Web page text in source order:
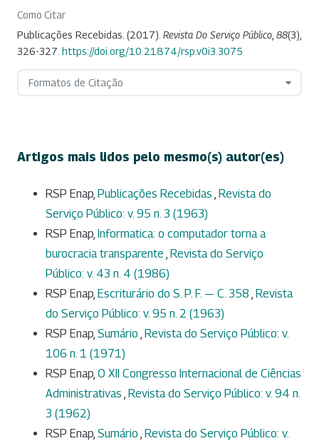
Como Citar
Publicações Recebidas. (2017). Revista Do Serviço Público 88(3),
326-327. https://doi.org/10.21874/rsp.v0i3.3075
Formatos de Citação
Artigos mais lidos pelo mesmo(s) autor(es)
RSP Enap, Publicações Recebidas Revista do
Serviço Público: v. 95 n. 3 (1963)
RSP Enap, Informatica: o computador torna a
burocracia transparente Revista do Serviço
Público: v. 43 n. 4 (1986)
RSP Enap, Escriturário do S. P. F. — C. 358 Revista
do Serviço Público: v. 95 n. 2 (1963)
RSP Enap, Sumário Revista do Serviço Público: v.
106 n. 1 (1971)
RSP Enap, O XII Congresso Internacional de Ciências
Administrativas Revista do Serviço Público: v. 94 n.
3 (1962)
RSP Enap, Sumário Revista do Serviço Público: v.